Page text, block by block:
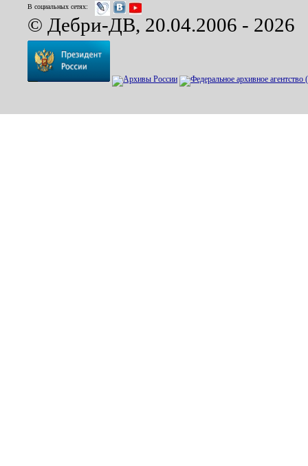
В социальных сетях:
© Дебри-ДВ, 20.04.2006 - 2026